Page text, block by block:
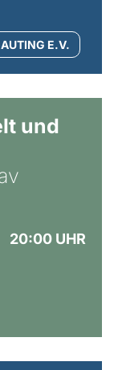
E.V.
und
20:00 UHR